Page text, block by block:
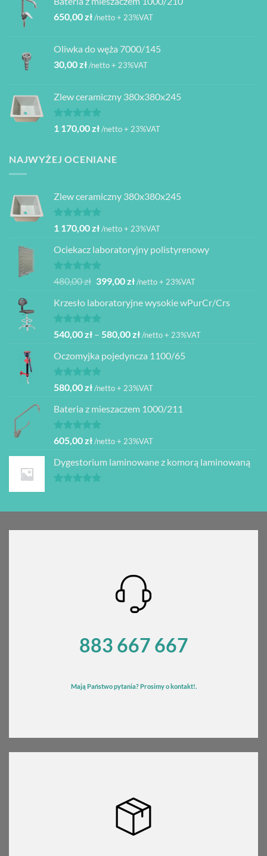
650,00zł/netto + 23%VAT
Oliwka do węża 7000/145
30,00zł/netto + 23%VAT
Zlew ceramiczny 380x380x245
Oceniono
na 5
1 170,00zł/netto + 23%VAT
NAJWYŻEJ OCENIANE
Zlew ceramiczny 380x380x245
Oceniono
na 5
1 170,00zł/netto + 23%VAT
Ociekacz laboratoryjny polistyrenowy
Oceniono
na 5
480,00zł Pierwotna
wynosiła:
480,00 zł.
399,00złAktualna
wynosi:
/netto + 23%VAT
Krzesło laboratoryjne wysokie wPurCr/Crs
Oceniono
na 5
540,00zł – 580,00złZakres
od
do
/netto + 23%VAT
Oczomyjka pojedyncza 1100/65
Oceniono
na 5
580,00zł/netto + 23%VAT
Bateria z mieszaczem 1000/211
Oceniono
na 5
605,00zł/netto + 23%VAT
Dygestorium laminowane z komorą laminowaną
883 667 667
Mają Państwo pytania? Prosimy o kontakt!.